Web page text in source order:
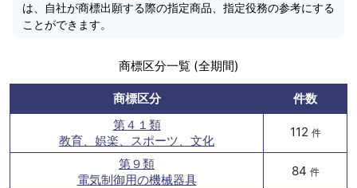
は、自社が商標出願する際の指定商品、指定役務の参考にする
ことができます。
商標区分一覧 (全期間)
商標区分
件数
第４１類
教育、娯楽、スポーツ、文化
112 件
第９類
電気制御用の機械器具
84 件